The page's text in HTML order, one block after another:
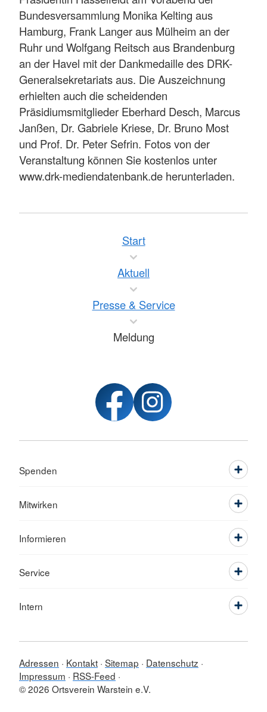
Bundesversammlung Monika Kelting aus
Hamburg, Frank Langer aus Mülheim an der
Ruhr und Wolfgang Reitsch aus Brandenburg
an der Havel mit der Dankmedaille des DRK-
Generalsekretariats aus. Die Auszeichnung
erhielten auch die scheidenden
Präsidiumsmitglieder Eberhard Desch, Marcus
Janßen, Dr. Gabriele Kriese, Dr. Bruno Most
und Prof. Dr. Peter Sefrin. Fotos von der
Veranstaltung können Sie kostenlos unter
www.drk-mediendatenbank.de herunterladen.
Start
Aktuell
Presse & Service
Meldung
Spenden
Mitwirken
Informieren
Service
Intern
Adressen Kontakt Sitemap
Datenschutz
Impressum
RSS-Feed
© 2026 Ortsverein Warstein e.V.